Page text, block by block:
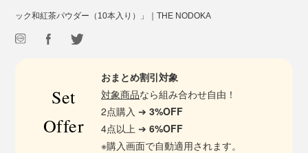
ック和紅茶パウダー（10本入り）」｜THE NODOKA
Set
Offer
おまとめ割引対象
対象商品なら組み合わせ自由！
2点購入 ➔3%OFF
4点以上 ➔6%OFF
※購入画面で自動適用されます。